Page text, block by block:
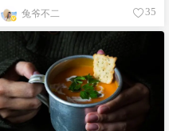
兔爷不二 35